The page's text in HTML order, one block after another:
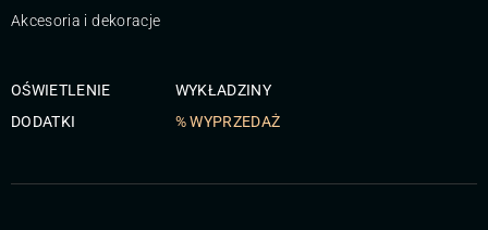
Akcesoria i dekoracje
OŚWIETLENIE
DODATKI
WYKŁADZINY
% WYPRZEDAŻ